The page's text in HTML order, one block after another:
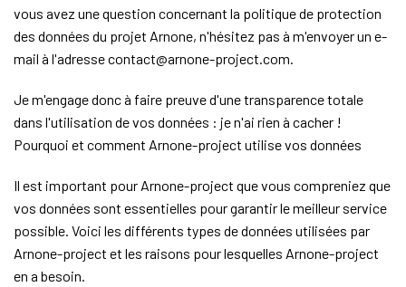
vous avez une question concernant la politique de protection
des données du projet Arnone, n'hésitez pas à m'envoyer un e-
mail à l'adresse contact@arnone-project.com.
Je m'engage donc à faire preuve d'une transparence totale
dans l'utilisation de vos données : je n'ai rien à cacher !
Pourquoi et comment Arnone-project utilise vos données
Il est important pour Arnone-project que vous compreniez que
vos données sont essentielles pour garantir le meilleur service
possible. Voici les différents types de données utilisées par
Arnone-project et les raisons pour lesquelles Arnone-project
en a besoin.